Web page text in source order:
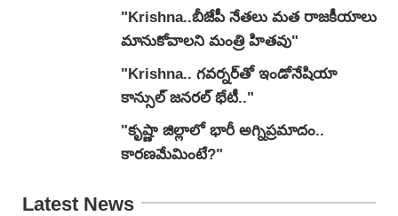
"Krishna..బీజేపీ నేతలు మత రాజకీయాలు
మానుకోవాలని మంత్రి హితవు"
"Krishna.. గవర్నర్‌తో ఇండోనేషియా
కాన్సుల్ జనరల్ భేటీ.."
"కృష్ణా జిల్లాలో భారీ అగ్నిప్రమాదం..
కారణమేమింటే?"
Latest News